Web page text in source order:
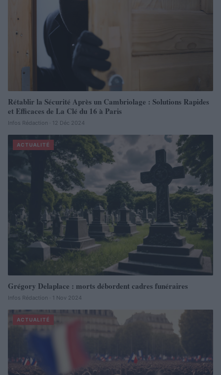
Rétablir la Sécurité Après un Cambriolage : Solutions Rapides
et Efficaces de La Clé du 16 à Paris
Infos Rédaction · 12 Déc 2024
ACTUALITÉ
Grégory Delaplace : morts débordent cadres funéraires
Infos Rédaction · 1 Nov 2024
ACTUALITÉ